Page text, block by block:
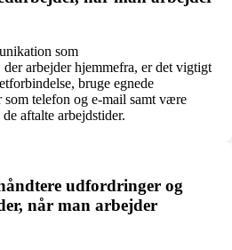
som
der arbejder hjemmefra, er det vigtigt
bruge egnede
telefon og e-mail samt være
aftalte arbejdstider.
udfordringer og
når man arbejder